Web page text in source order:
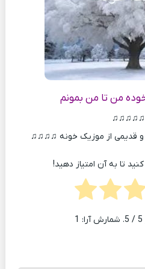
من تا من بمونم
قدیمی از موزیک خونه ♫♫♫♫
تا به آن امتیاز دهید!
5 / 5. شمارش آرا: 1